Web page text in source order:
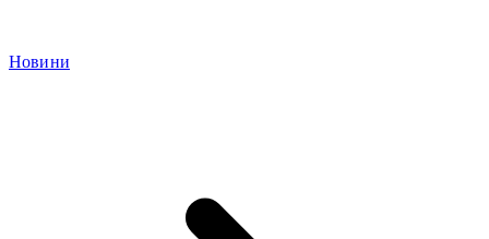
Новини